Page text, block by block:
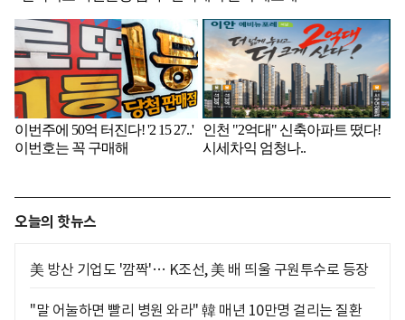
오늘의 핫뉴스
美 방산 기업도 '깜짝'… K조선, 美 배 띄울 구원투수로 등장
"말 어눌하면 빨리 병원 와라" 韓 매년 10만명 걸리는 질환